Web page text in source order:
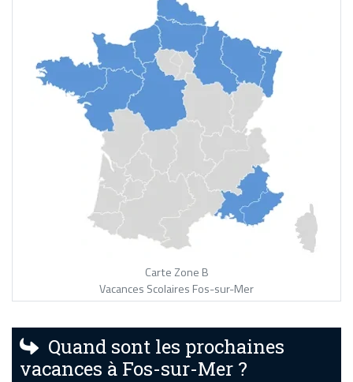
Carte Zone B
Vacances Scolaires Fos-sur-Mer
Quand sont les prochaines
vacances à Fos-sur-Mer ?